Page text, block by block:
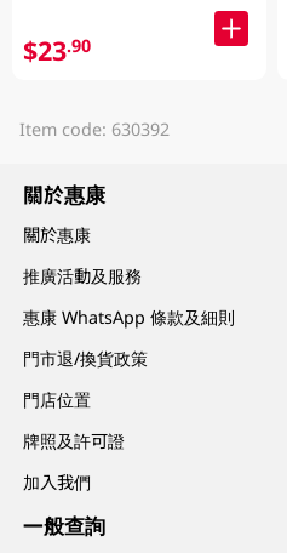
$23.90
Item code: 630392
關於惠康
關於惠康
推廣活動及服務
惠康 WhatsApp 條款及細則
門市退/換貨政策
門店位置
牌照及許可證
加入我們
一般查詢